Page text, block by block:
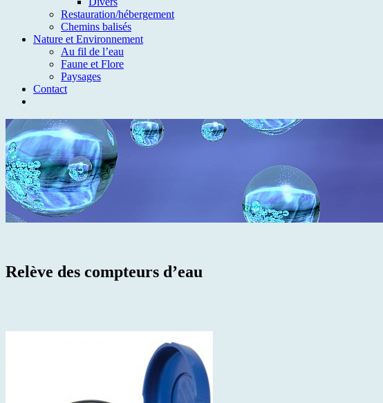
Restauration/hébergement
Chemins balisés
Nature et Environnement
Au fil de l’eau
Faune et Flore
Paysages
Contact
Relève des compteurs d’eau